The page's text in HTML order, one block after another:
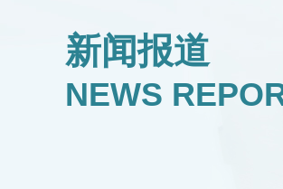
新闻报道
NEWS